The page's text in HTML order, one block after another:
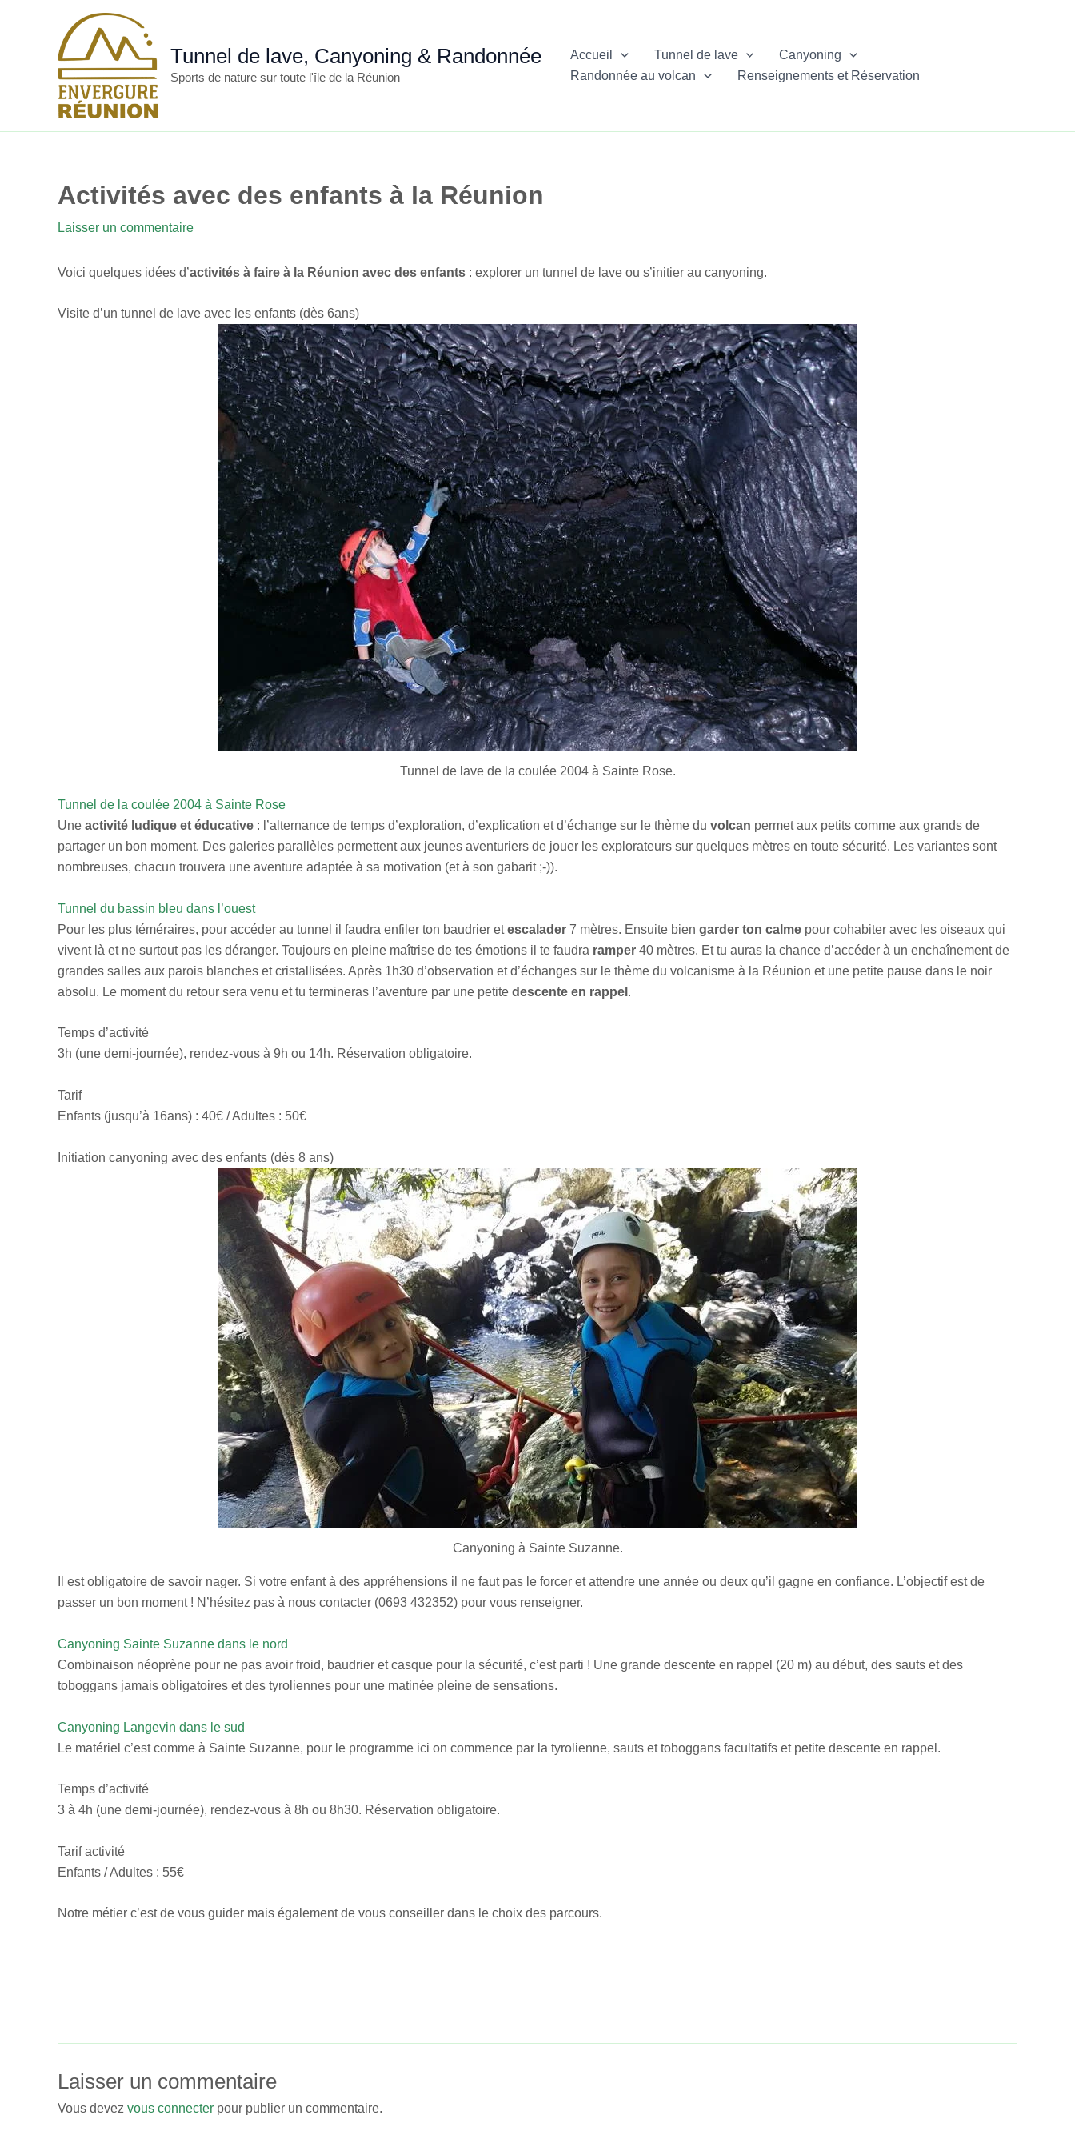
Tunnel de lave, Canyoning & Randonnée
Sports de nature sur toute l'île de la Réunion
Accueil Tunnel de lave
Canyoning
Randonnée au volcan
Renseignements et Réservation
Activités avec des enfants à la Réunion
Laisser un commentaire
Voici quelques idées d’activités à faire à la Réunion avec des enfants : explorer un tunnel de lave ou s’initier au canyoning.
Visite d’un tunnel de lave avec les enfants (dès 6ans)
Tunnel de lave de la coulée 2004 à Sainte Rose.
Tunnel de la coulée 2004 à Sainte Rose
Une activité ludique et éducative : l’alternance de temps d’exploration, d’explication et d’échange sur le thème du volcan permet aux petits comme aux grands de
partager un bon moment. Des galeries parallèles permettent aux jeunes aventuriers de jouer les explorateurs sur quelques mètres en toute sécurité. Les variantes sont
nombreuses, chacun trouvera une aventure adaptée à sa motivation (et à son gabarit ;-)).
Tunnel du bassin bleu dans l’ouest
Pour les plus téméraires, pour accéder au tunnel il faudra enfiler ton baudrier etescalader 7 mètres. Ensuite bien garder ton calme pour cohabiter avec les oiseaux qui
vivent là et ne surtout pas les déranger. Toujours en pleine maîtrise de tes émotions il te faudra ramper 40 mètres. Et tu auras la chance d’accéder à un enchaînement de
grandes salles aux parois blanches et cristallisées. Après 1h30 d’observation et d’échanges sur le thème du volcanisme à la Réunion et une petite pause dans le noir
absolu. Le moment du retour sera venu et tu termineras l’aventure par une petite descente en rappel .
Temps d’activité
3h (une demi-journée), rendez-vous à 9h ou 14h. Réservation obligatoire.
Tarif
Enfants (jusqu’à 16ans) : 40€ / Adultes : 50€
Initiation canyoning avec des enfants (dès 8 ans)
Canyoning à Sainte Suzanne.
Il est obligatoire de savoir nager. Si votre enfant à des appréhensions il ne faut pas le forcer et attendre une année ou deux qu’il gagne en confiance. L’objectif est de
passer un bon moment ! N’hésitez pas à nous contacter (0693 432352) pour vous renseigner.
Canyoning Sainte Suzanne dans le nord
Combinaison néoprène pour ne pas avoir froid, baudrier et casque pour la sécurité, c’est parti ! Une grande descente en rappel (20 m) au début, des sauts et des
toboggans jamais obligatoires et des tyroliennes pour une matinée pleine de sensations.
Canyoning Langevin dans le sud
Le matériel c’est comme à Sainte Suzanne, pour le programme ici on commence par la tyrolienne, sauts et toboggans facultatifs et petite descente en rappel.
Temps d’activité
3 à 4h (une demi-journée), rendez-vous à 8h ou 8h30. Réservation obligatoire.
Tarif activité
Enfants / Adultes : 55€
Notre métier c’est de vous guider mais également de vous conseiller dans le choix des parcours.
Laisser un commentaire
Vous devez vous connecter pour publier un commentaire.